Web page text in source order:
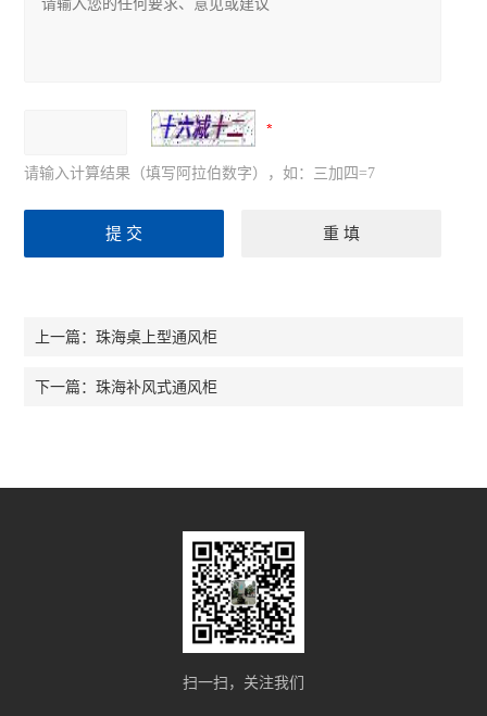
请输入计算结果（填写阿拉伯数字），如：三加四=7
上一篇：珠海桌上型通风柜
下一篇：珠海补风式通风柜
扫一扫，关注我们